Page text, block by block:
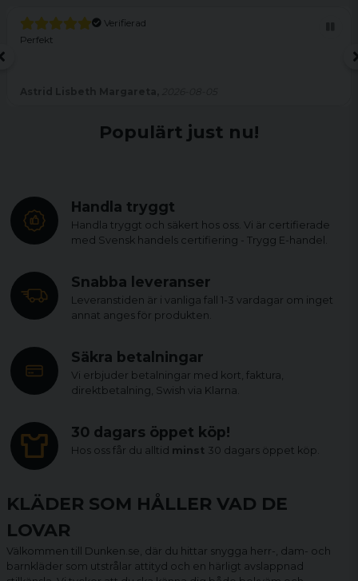
Verifierad
Perfekt
Populärt just nu!
Handla tryggt
Handla tryggt och säkert hos oss. Vi är certifierade
med Svensk handels certifiering - Trygg E-handel.
Snabba leveranser
Leveranstiden är i vanliga fall 1-3 vardagar om inget
annat anges för produkten.
Säkra betalningar
Vi erbjuder betalningar med kort, faktura,
direktbetalning, Swish via Klarna.
30 dagars öppet köp!
Hos oss får du alltid minst 30 dagars öppet köp.
KLÄDER SOM HÅLLER VAD DE
LOVAR
Välkommen till Dunken.se, där du hittar snygga herr-, dam- och
barnkläder som utstrålar attityd och en härligt avslappnad